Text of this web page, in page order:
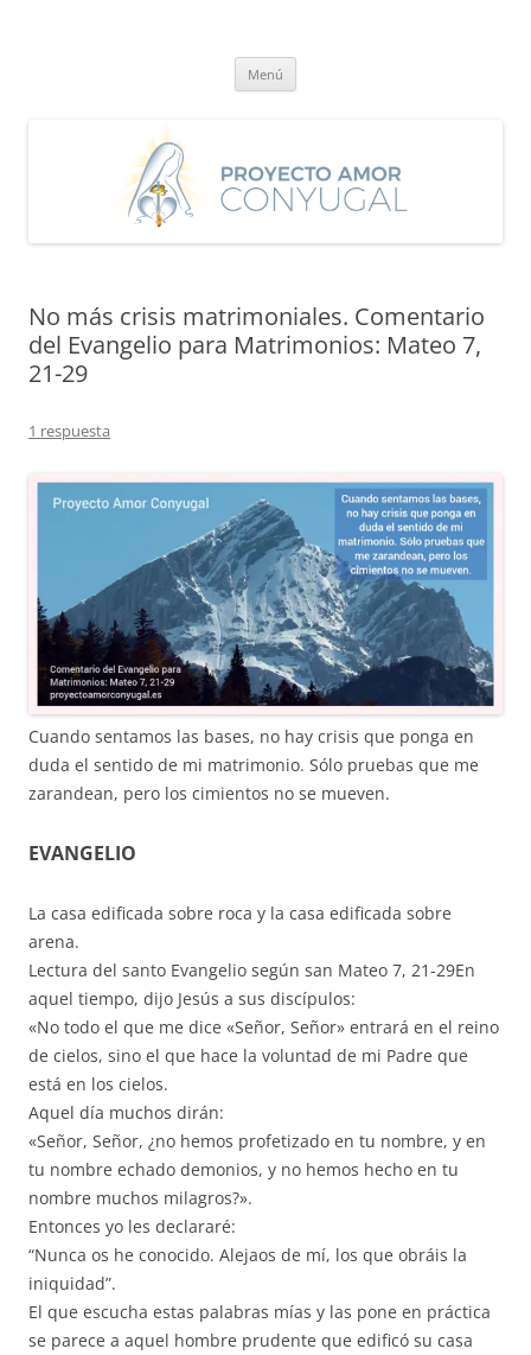
Menú
No más crisis matrimoniales. Comentario
del Evangelio para Matrimonios: Mateo 7,
21-29
1 respuesta
Cuando sentamos las bases, no hay crisis que ponga en
duda el sentido de mi matrimonio. Sólo pruebas que me
zarandean, pero los cimientos no se mueven.
EVANGELIO
La casa edificada sobre roca y la casa edificada sobre
arena.
Lectura del santo Evangelio según san Mateo 7, 21-29En
aquel tiempo, dijo Jesús a sus discípulos:
«No todo el que me dice «Señor, Señor» entrará en el reino
de cielos, sino el que hace la voluntad de mi Padre que
está en los cielos.
Aquel día muchos dirán:
«Señor, Señor, ¿no hemos profetizado en tu nombre, y en
tu nombre echado demonios, y no hemos hecho en tu
nombre muchos milagros?».
Entonces yo les declararé:
“Nunca os he conocido. Alejaos de mí, los que obráis la
iniquidad”.
El que escucha estas palabras mías y las pone en práctica
se parece a aquel hombre prudente que edificó su casa